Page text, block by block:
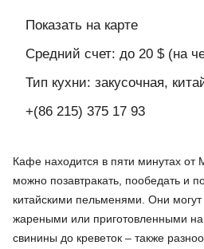
Показать на карте
Средний счет: до 20 $ (на
Тип кухни: закусочная,
+(86 215) 375 17 93
Кафе находится в пяти минутах от
можно позавтракать, пообедать и
китайскими пельменями. Они
жареными или приготовленными
свинины до креветок – также